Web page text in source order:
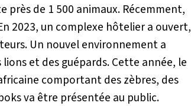
près de 1 500 animaux. Récemment,
2023, un complexe hôtelier a ouvert,
Un nouvel environnement a
et des guépards. Cette année, le
comportant des zèbres, des
va être présentée au public.